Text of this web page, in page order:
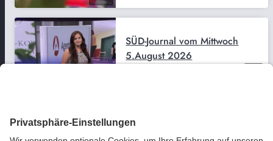
SÜD-Journal vom Mittwoch
5.August 2026
SÜD-Journal vom Dienstag